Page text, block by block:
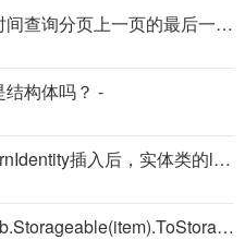
[SqlSugar] 根据创建时间查询分页上一页的最后一条与当前页第一条数据完全相同（查询条件完全相同情况下）。 -
结构体吗？ -
[SqlSugar] InsertReturnIdentity插入后，实体类的list数据为空，数据库有数据 -
[SqlSugar] 关于使用db.Storageable(item).ToStorage()进行更新时出现数据错乱 -